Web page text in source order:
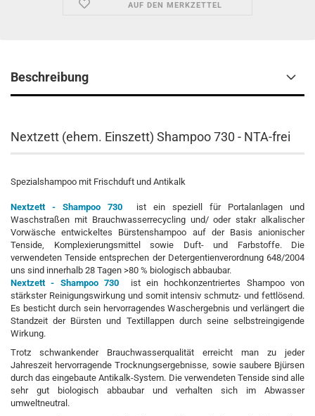
AUF DEN MERKZETTEL
Beschreibung
Nextzett (ehem. Einszett) Shampoo 730 - NTA-frei
Spezialshampoo mit Frischduft und Antikalk
Nextzett - Shampoo 730 ist ein speziell für Portalanlagen und
Waschstraßen mit Brauchwasserrecycling und/ oder stakr alkalischer
Vorwäsche entwickeltes Bürstenshampoo auf der Basis anionischer
Tenside, Komplexierungsmittel sowie Duft- und Farbstoffe. Die
verwendeten Tenside entsprechen der Detergentienverordnung 648/2004
uns sind innerhalb 28 Tagen >80 % biologisch abbaubar.
Nextzett - Shampoo 730 ist ein hochkonzentriertes Shampoo von
stärkster Reinigungswirkung und somit intensiv schmutz- und fettlösend.
Es besticht durch sein hervorragendes Waschergebnis und verlängert die
Standzeit der Bürsten und Textillappen durch seine selbstreingigende
Wirkung.
Trotz schwankender Brauchwasserqualität erreicht man zu jeder
Jahreszeit hervorragende Trocknungsergebnisse, sowie saubere Bjürsen
durch das eingebaute Antikalk-System. Die verwendeten Tenside sind alle
sehr gut biologisch abbaubar und verhalten sich im Abwasser
umweltneutral.